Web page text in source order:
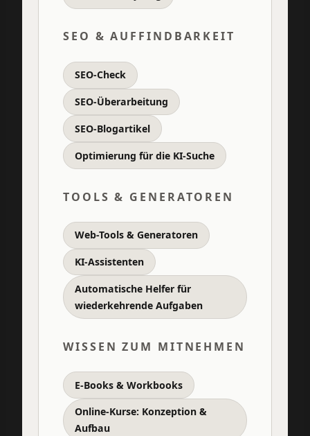
SEO & AUFFINDBARKEIT
SEO-Check
SEO-Überarbeitung
SEO-Blogartikel
Optimierung für die KI-Suche
TOOLS & GENERATOREN
Web-Tools & Generatoren
KI-Assistenten
Automatische Helfer für
wiederkehrende Aufgaben
WISSEN ZUM MITNEHMEN
E-Books & Workbooks
Online-Kurse: Konzeption &
Aufbau